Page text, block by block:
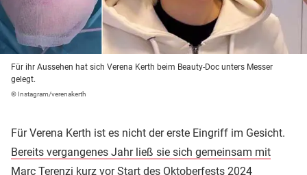
Für ihr Aussehen hat sich Verena Kerth beim Beauty-Doc unters Messer
gelegt.
© Instagram/verenakerth
Für Verena Kerth ist es nicht der erste Eingriff im Gesicht.
Bereits vergangenes Jahr ließ sie sich gemeinsam mit
Marc Terenzi kurz vor Start des Oktoberfests 2024